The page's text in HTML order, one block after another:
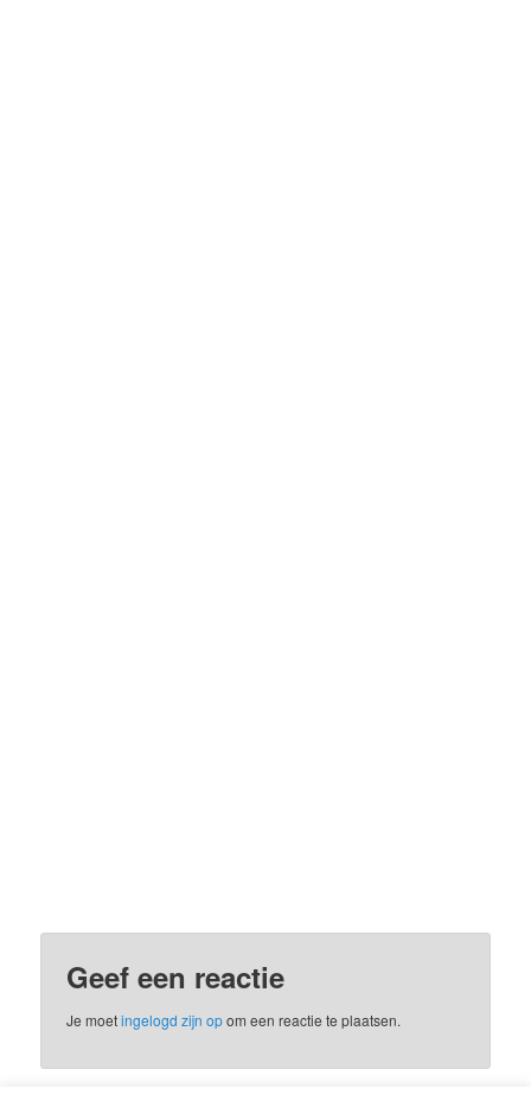
Geef een reactie
Je moetingelogd zijn opom een reactie te plaatsen.